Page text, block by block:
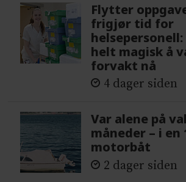
Flytter
frigjør tid for
helsepersonell:
helt magisk å
forvakt nå
4 dager siden
Var alene på
måneder – i en
motorbåt
2 dager siden